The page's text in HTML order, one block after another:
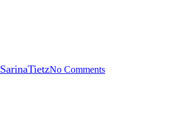
SarinaTietzNo Comments